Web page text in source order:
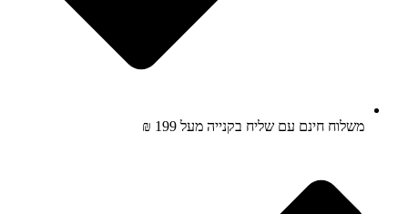
משלוח חינם עם שליח בקנייה מעל 199 ₪